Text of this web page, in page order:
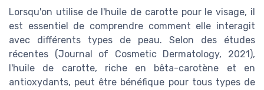
Lorsqu'on utilise de l'huile de carotte pour le visage, il
est essentiel de comprendre comment elle interagit
avec différents types de peau. Selon des études
récentes (Journal of Cosmetic Dermatology, 2021),
l'huile de carotte, riche en bêta-carotène et en
antioxydants, peut être bénéfique pour tous types de